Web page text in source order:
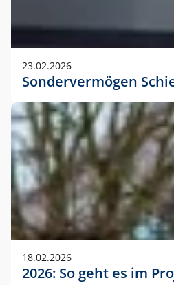
23.02.2026
Sondervermögen
18.02.2026
2026: So geht es im